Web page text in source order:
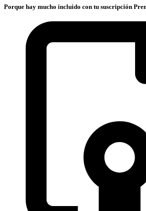
Porque hay mucho incluido con tu suscripción